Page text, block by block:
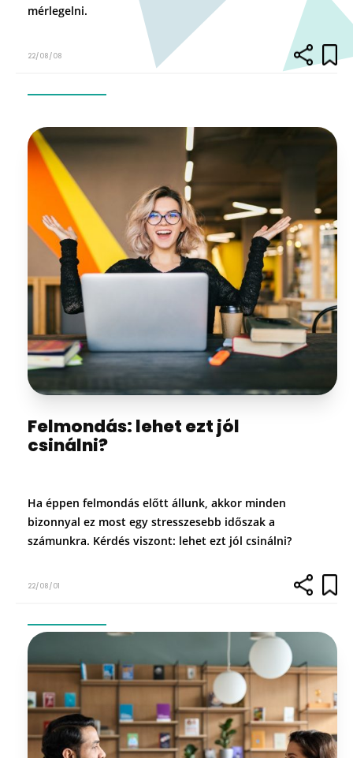
mérlegelni.
22/08/08
Felmondás: lehet ezt jól
csinálni?
Ha éppen felmondás előtt állunk, akkor minden
bizonnyal ez most egy stresszesebb időszak a
számunkra. Kérdés viszont: lehet ezt jól csinálni?
22/08/01